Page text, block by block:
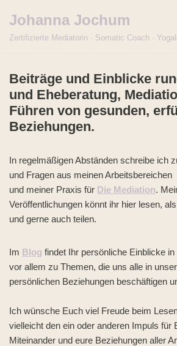
Zum
Johanna Jochum
Zertifizierte Mediatorin · Somatic Coach ·
Beiträge und Einblicke
und Eheberatung,
Führen von gesunden,
Beziehungen.
In regelmäßigen Abständen schreibe ich
und Fragen aus meinen Arbeitsbereichen
und meiner Praxis für Die Mediation.
Veröffentlichungen könnt ihr hier lesen,
und gerne auch teilen.
Im Blog findet Ihr persönliche Einblicke
vor allem zu Themen, die uns alle in
persönlichen Beziehungen beschäftigen
Ich wünsche Euch viel Freude beim
vielleicht den ein oder anderen Impuls für
Miteinander und eure Beziehungen aller